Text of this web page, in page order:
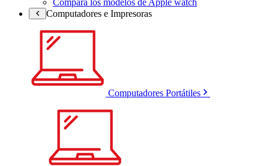
Computadores e Impresoras
Computadores Portátiles